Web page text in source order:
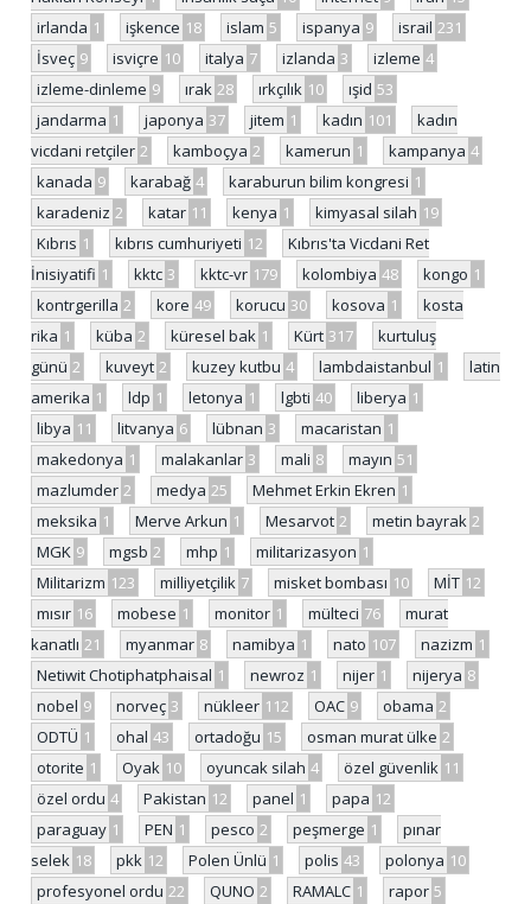
irlanda 1 işkence 18 islam 5 ispanya 9 israil 231
İsveç 9 isviçre 10 italya 7 izlanda 3 izleme 4
izleme-dinleme 9 ırak 28 ırkçılık 10 ışid 53
jandarma 1 japonya 37 jitem 1 kadın 101
kadın
vicdani retçiler 2 kamboçya 2 kamerun 1 kampanya 4
kanada 9 karabağ 4 karaburun bilim kongresi 1
karadeniz 2 katar 11 kenya 1 kimyasal silah 19
Kıbrıs 1 kıbrıs cumhuriyeti 12
Kıbrıs'ta Vicdani Ret
İnisiyatifi 1 kktc 3 kktc-vr 179 kolombiya 48 kongo 1
kontrgerilla 2 kore 49 korucu 30 kosova 1
kosta
rika 1 küba 2 küresel bak 1 Kürt 317
kurtuluş
günü 2 kuveyt 2 kuzey kutbu 4 lambdaistanbul 1
latin
amerika 1 ldp 1 letonya 1 lgbti 40 liberya 1
libya 11 litvanya 6 lübnan 3 macaristan 1
makedonya 1 malakanlar 3 mali 8 mayın 51
mazlumder 2 medya 25 Mehmet Erkin Ekren 1
meksika 1 Merve Arkun 1 Mesarvot 2 metin bayrak 2
MGK 9 mgsb 2 mhp 1 militarizasyon 1
Militarizm 123 milliyetçilik 7 misket bombası 10 MİT 12
mısır 16 mobese 1 monitor 1 mülteci 76
murat
kanatlı 21 myanmar 8 namibya 1 nato 107 nazizm 1
Netiwit Chotiphatphaisal 1 newroz 1 nijer 1 nijerya 8
nobel 9 norveç 3 nükleer 112 OAC 9 obama 2
ODTÜ 1 ohal 43 ortadoğu 15 osman murat ülke 2
otorite 1 Oyak 10 oyuncak silah 4 özel güvenlik 11
özel ordu 4 Pakistan 12 panel 1 papa 12
paraguay 1 PEN 1 pesco 2 peşmerge 1
pınar
selek 18 pkk 12 Polen Ünlü 1 polis 43 polonya 10
profesyonel ordu 22 QUNO 2 RAMALC 1 rapor 5